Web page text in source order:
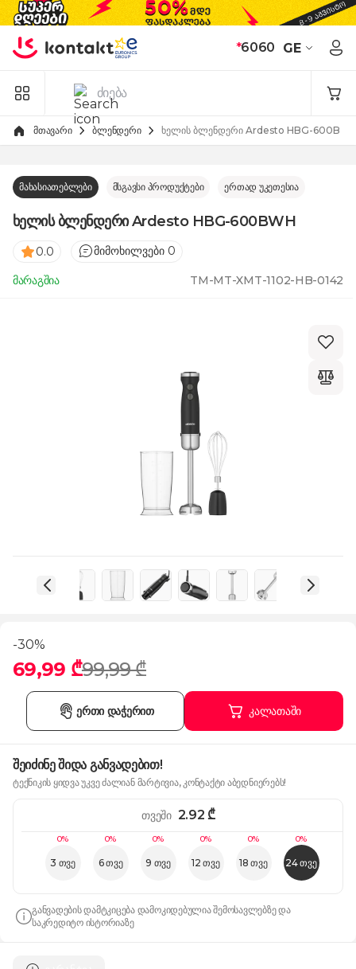
Skip to Content
*6060 GE
მთავარი ბლენდერი ხელის ბლენდერი Ardesto HBG-
მახასიათებლები მსგავსი პროდუქტები ერთად უკეთესია
ხელის ბლენდერი Ardesto HBG-600BWH
0.0 მიმოხილვები 0
მარაგშია TM-MT-XMT-1102-HB-0142
-30%
69,99 ₾99,99 ₾
კალათაში
ერთი დაჭერით
შეიძინე შიდა განვადებით!
ტექნიკის ყიდვა უკვე ძალიან მარტივია, კონტაქტი აბედნიერებს!
0%
3 თვე
0%
6 თვე
0%
9 თვე
0%
12 თვე
0%
18 თვე
0%
24 თვე
თვეში 2.92₾
განვადების დამტკიცება დამოკიდებულია შემოსავლებზე და
საკრედიტო ისტორიაზე